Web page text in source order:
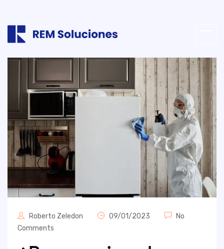
Roberto Zeledon 09/01/2023
No
Comments